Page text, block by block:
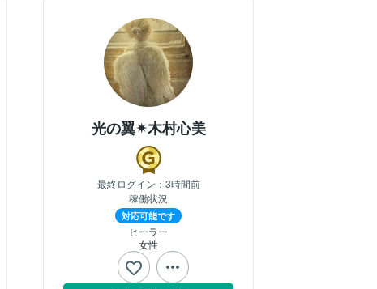
光の翼✴︎木村心美
最終ログイン： 3時間前
稼働状況
対応可能です
ヒーラー
女性